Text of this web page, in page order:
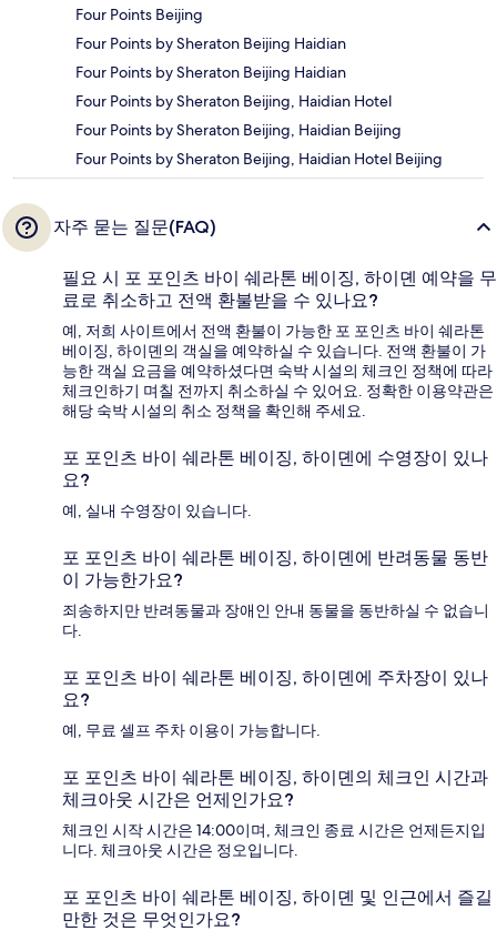
Four Points Beijing
Four Points by Sheraton Beijing Haidian
Four Points by Sheraton Beijing Haidian
Four Points by Sheraton Beijing, Haidian Hotel
Four Points by Sheraton Beijing, Haidian Beijing
Four Points by Sheraton Beijing, Haidian Hotel Beijing
자주 묻는 질문(FAQ)
필요 시 포 포인츠 바이 쉐라톤 베이징, 하이뎬 예약을 무
료로 취소하고 전액 환불받을 수 있나요?
예, 저희 사이트에서 전액 환불이 가능한 포 포인츠 바이 쉐라톤
베이징, 하이뎬의 객실을 예약하실 수 있습니다. 전액 환불이 가
능한 객실 요금을 예약하셨다면 숙박 시설의 체크인 정책에 따라
체크인하기 며칠 전까지 취소하실 수 있어요. 정확한 이용약관은
해당 숙박 시설의 취소 정책을 확인해 주세요.
포 포인츠 바이 쉐라톤 베이징, 하이뎬에 수영장이 있나
요?
예, 실내 수영장이 있습니다.
포 포인츠 바이 쉐라톤 베이징, 하이뎬에 반려동물 동반
이 가능한가요?
죄송하지만 반려동물과 장애인 안내 동물을 동반하실 수 없습니
다.
포 포인츠 바이 쉐라톤 베이징, 하이뎬에 주차장이 있나
요?
예, 무료 셀프 주차 이용이 가능합니다.
포 포인츠 바이 쉐라톤 베이징, 하이뎬의 체크인 시간과
체크아웃 시간은 언제인가요?
체크인 시작 시간은 14:00이며, 체크인 종료 시간은 언제든지입
니다. 체크아웃 시간은 정오입니다.
포 포인츠 바이 쉐라톤 베이징, 하이뎬 및 인근에서 즐길
만한 것은 무엇인가요?